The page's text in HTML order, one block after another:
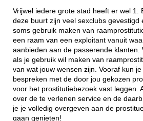
Vrijwel iedere grote stad heeft er wel 1:
deze buurt zijn veel sexclubs gevestigd
soms gebruik maken van
een raam van een exploitant vanuit
aanbieden aan de passerende klanten.
als je gebruik wil maken van
van wat jouw wensen zijn. Vooraf kun
bespreken met de door jou gekozen
voor het prostitutiebezoek vast leggen.
over de te verlenen service en de
je je volledig overgeven aan de
gaan genieten!